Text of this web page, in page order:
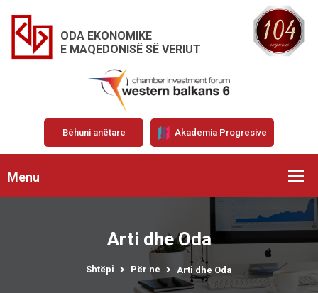
ODA EKONOMIKE
E MAQEDONISË SË VERIUT
Bëhuni anëtare Akademia Progresive
Menu
Arti dhe Oda
Shtëpi Për ne Arti dhe Oda